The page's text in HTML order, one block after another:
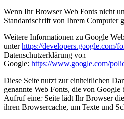
Wenn Ihr Browser Web Fonts nicht
Standardschrift von Ihrem Computer
Weitere Informationen zu Google
unterhttps://developers.google.com/
Datenschutzerklärung von
Google: https://www.google.com/
Diese Seite nutzt zur einheitlichen
genannte Web Fonts, die von Google
Aufruf einer Seite lädt Ihr Browser
ihren Browsercache, um Texte und